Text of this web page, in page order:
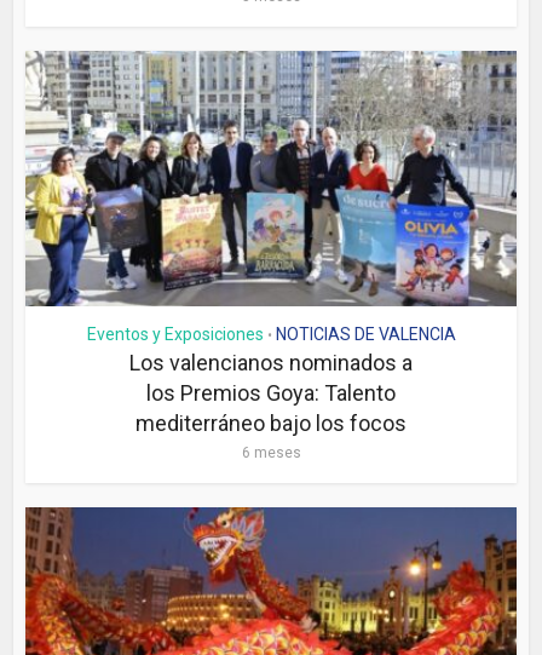
Eventos y Exposiciones • NOTICIAS DE VALENCIA
Los valencianos nominados a
los Premios Goya: Talento
mediterráneo bajo los focos
6 meses